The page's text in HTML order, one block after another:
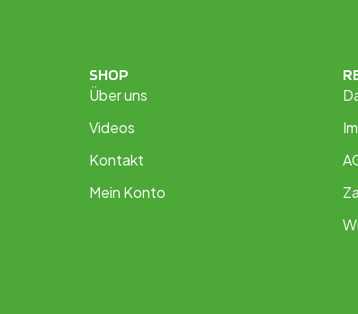
SHOP
Über uns
Videos
Kontakt
Mein Konto